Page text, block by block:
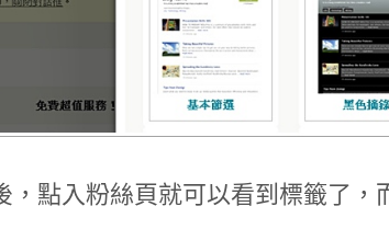
，點入粉絲頁就可以看到標籤了